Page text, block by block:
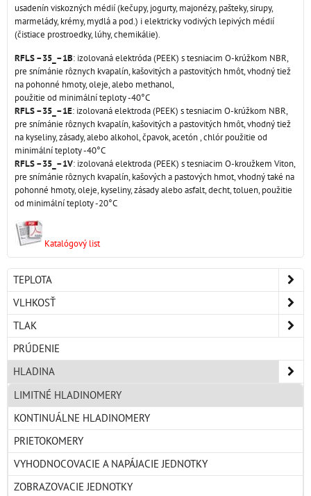
usadenín viskozných médií (kečupy, jogurty, majonézy, pašteky, sirupy,
marmelády, krémy, mydlá a pod.) i elektricky vodivých lepivých médií
(čistiace prostroedky, lúhy, chemikálie).
RFLS –35_–1B: izolovaná elektróda (PEEK) s tesniacim O-krúžkom NBR,
pre snímánie rôznych kvapalín, kašovitých a pastovitých hmôt, vhodný tiež
na pohonné hmoty, oleje, alebo methanol,
použitie od minimální teploty -40°C
RFLS –35_–1E: izolovaná elektroda (PEEK) s tesniacim O-krúžkom NBR,
pre snímánie rôznych kvapalín, kašovitých a pastovitých hmôt, vhodný tiež
na kyseliny, zásady, alebo alkohol, čpavok, acetón , chlór použitie od
minimální teploty -40°C
RFLS –35_–1V: izolovaná elektroda (PEEK) s tesniacim O-kroužkem Viton,
pre snímánie rôznych kvapalín, kašových a pastových hmot, vhodný také na
pohonné hmoty, oleje, kyseliny, zásady alebo asfalt, decht, toluen, použitie
od minimální teploty -20°C
Katalógový list
TEPLOTA
VLHKOSŤ
TLAK
PRÚDENIE
HLADINA
LIMITNÉ HLADINOMERY
KONTINUÁLNE HLADINOMERY
PRIETOKOMERY
VYHODNOCOVACIE A NAPÁJACIE JEDNOTKY
ZOBRAZOVACIE JEDNOTKY